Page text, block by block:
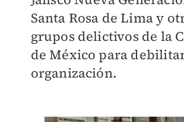
Santa Rosa de Lima y
grupos delictivos de la
de México para
organización.